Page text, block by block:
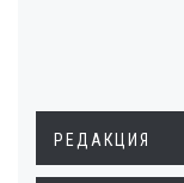
РЕДАКЦИЯ